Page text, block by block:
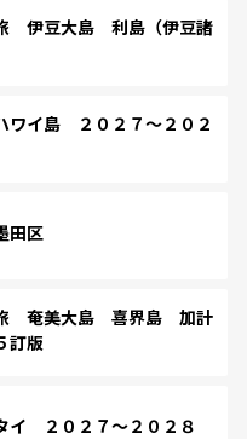
伊豆大島 利島（伊豆諸
イ島 ２０２７～２０２
田区
奄美大島 喜界島 加計
訂版
２０２７～２０２８